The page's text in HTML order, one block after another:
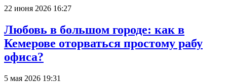
22 июня 2026 16:27
Любовь в большом городе: как в
Кемерове оторваться простому рабу
офиса?
5 мая 2026 19:31